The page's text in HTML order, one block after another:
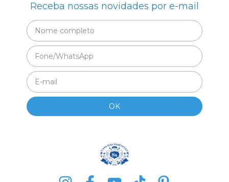
Receba nossas novidades por e-mail